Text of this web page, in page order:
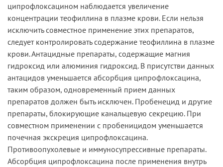
ципрофлоксацином наблюдается увеличение
концентрации теофиллина в плазме крови. Если нельзя
исключить совместное применение этих препаратов,
следует контролировать содержание теофиллина в плазме
крови. Антацидные препараты, содержащие магния
гидроксид или алюминия гидроксид. В присутстви данных
антацидов уменьшается абсорбция ципрофлоксацина,
таким образом, одновременный прием данных
препаратов должен быть исключен. Пробенецид и другие
препараты, блокирующие канальцевую секрецию. При
совместном применении с пробеницидом уменьшается
почечная экскреция ципрофлоксацина.
Противоопухолевые и иммуносупрессивные препараты.
Абсорбция ципрофлоксацина после применения внутрь